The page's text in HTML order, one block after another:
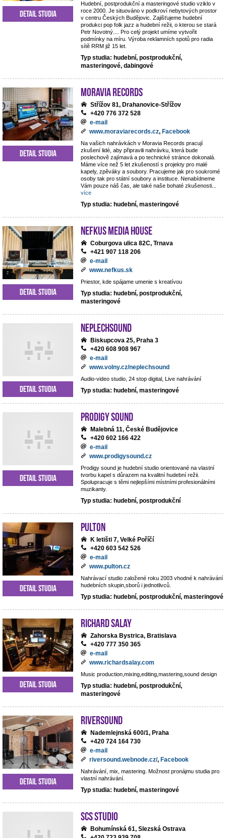
Hudební, postprodukční a masteringové studio vziklo v
roce 2000. Je situováno v podkroví nebytových prostor
v centru Českých Budějovic. Zajišťujeme hudební
produkci pop folk jazz a hudební režii, o kterou se stará
Petr Novotný.... Pro celý projekt umíme vytvořit
podmínky na míru. Výroba reklamních spotů pro radia
sítě RRM již 15 let.
Typ studia: hudební, postprodukční,
masteringové, dabingové
Detail studia
Moravia Records
Střížov 81, Drahanovice-Střížov
+420 776 372 528
e-mail
www.moraviarecords.cz, Facebook
Na vašich nahrávkách v Moravia Records pracují
zkušení lidé, aby připravili nahrávku, která bude
poslechově zajímavá a po technické stránce dokonalá.
Máme více než 5 let zkušeností s projekty pro malé
kapely, zpěváky a soubory. Pracujeme jak pro soukromé
osoby tak pro státní soubory a instituce. Nenabídneme
Vám pouze náš čas, ale také naše bohaté zkušenosti
více
Typ studia: hudební, masteringové
Detail studia
NEFKUS Media House
Coburgova ulica 82C, Trnava
+421 907 118 206
e-mail
www.nefkus.sk
Priestor, kde spájame umenie s kreatívou
Typ studia: hudební, postprodukční,
masteringové
Detail studia
NEPLECHSOUND
Biskupcova 25, Praha 3
+420 608 908 967
e-mail
www.volny.cz/neplechsound
Audio-video studio, 24 stop digital, Live nahrávání
Typ studia: hudební, masteringové
Detail studia
Prodigy Sound
Malebná 11, České Budějovice
+420 602 166 422
e-mail
www.prodigysound.cz
Prodigy sound je hudební studio orientované na vlastní
tvorbu kapel s důrazem na kvalitní hudební režii.
Spolupracuje s těmi nejlepšími místními profesionálními
muzikanty.
Typ studia: hudební, postprodukční
Detail studia
Pulton
K letišti 7, Velké Poříčí
+420 603 542 526
e-mail
www.pulton.cz
Nahrávací studio založené roku 2003 vhodné k nahrávání
hudebních skupin,sborů i jednotlivců.
Typ studia: hudební, postprodukční, masteringové
Detail studia
RICHARD SALAY
Zahorska Bystrica, Bratislava
+420 777 350 365
e-mail
www.richardsalay.com
Music production,mixing,editing,mastering,sound design
Typ studia: hudební, postprodukční,
masteringové
Detail studia
Riversound
Nademlejnská 600/1, Praha
+420 724 164 730
e-mail
riversound.webnode.cz/, Facebook
Nahrávání, mix, mastering. Možnost pronájmu studia pro
vlastní nahrávání.
Typ studia: hudební, masteringové
Detail studia
SCS Studio
Bohumínská 61, Slezská Ostrava